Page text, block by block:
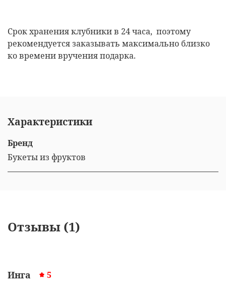
Срок хранения клубники в 24 часа, поэтому
рекомендуется заказывать максимально близко
ко времени вручения подарка.
Характеристики
Бренд
Букеты из фруктов
Отзывы (1)
Инга
5